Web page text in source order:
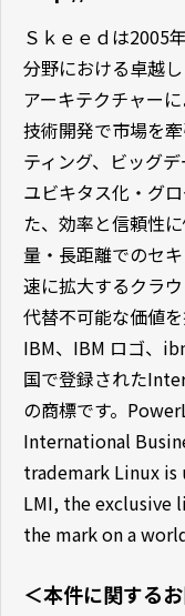
Ｓｋｅｅｄは2005
分野における卓越
アーキテクチャー
技術開発で市場を
ティング、ビッグ
ユビキタス化・グ
た、効率と信頼性
量・長距離でのセ
速に拡大するクラ
代替不可能な価値を
IBM、IBM ロゴ、
国で登録された
の商標です。
International
trademark Linux is
LMI, the exclusive
the mark on a
＜本件に関する